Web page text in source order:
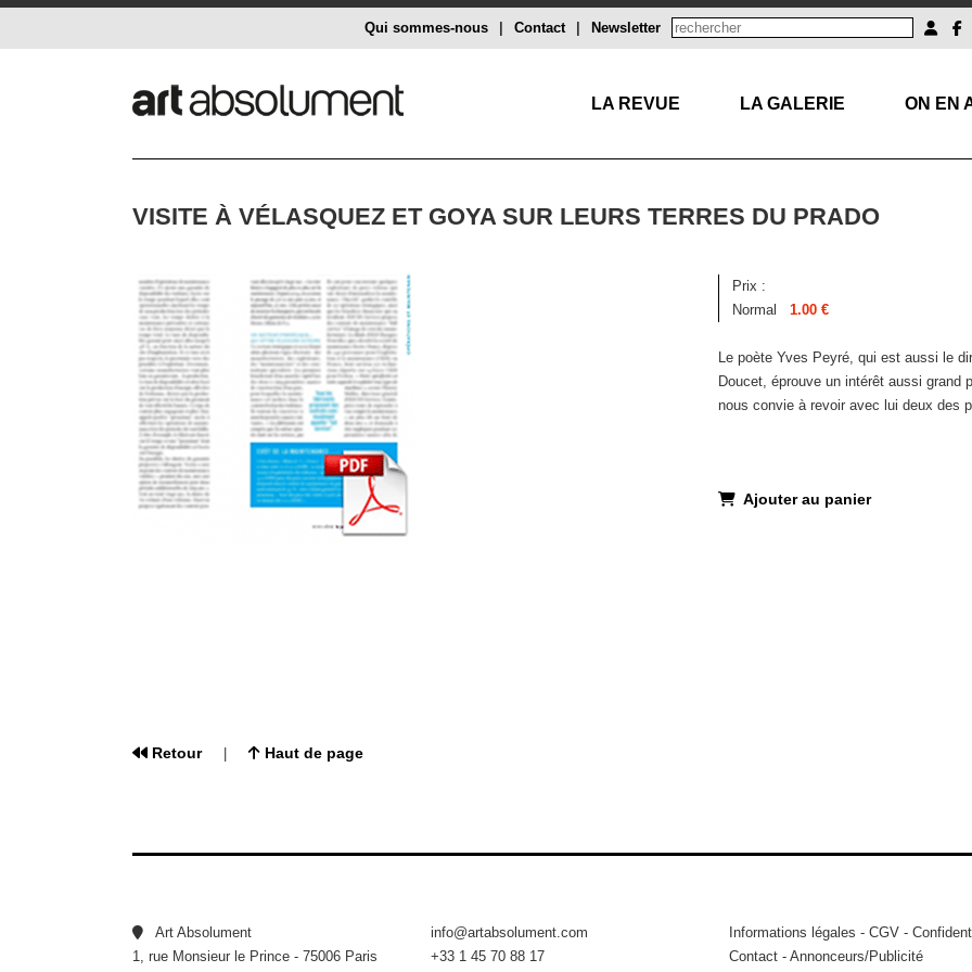
Newsletter
Contact
Qui sommes-nous
LA REVUE LA GALERIE ON EN
VISITE À VÉLASQUEZ ET GOYA SUR LEURS TERRES DU PRADO
Prix :
Normal
1.00 €
Le poète Yves Peyré, qui est aussi le
Doucet, éprouve un intérêt aussi grand
nous convie à revoir avec lui deux des
Ajouter au panier
Retour| Haut de page
Art Absolument
1, rue Monsieur le Prince - 75006 Paris
info@artabsolument.com
+33 1 45 70 88 17
Informations légales - CGV -
Contact - Annonceurs/Publicité